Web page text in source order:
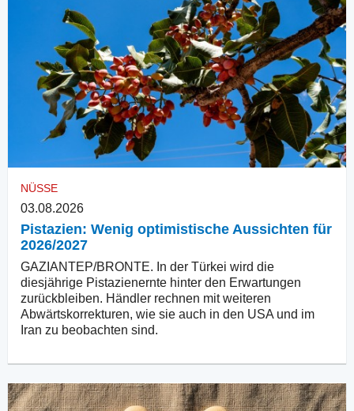
NÜSSE
03.08.2026
Pistazien: Wenig optimistische Aussichten für
2026/2027
GAZIANTEP/BRONTE. In der Türkei wird die
diesjährige Pistazienernte hinter den Erwartungen
zurückbleiben. Händler rechnen mit weiteren
Abwärtskorrekturen, wie sie auch in den USA und im
Iran zu beobachten sind.